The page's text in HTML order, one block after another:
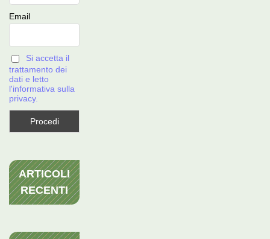
Email
Si accetta il
trattamento dei
dati e letto
l'informativa sulla
privacy.
ARTICOLI
RECENTI